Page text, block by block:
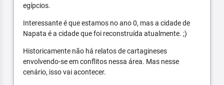
egípcios.
Interessante é que estamos no ano 0, mas a cidade de
Napata é a cidade que foi reconstruída atualmente. ;)
Historicamente não há relatos de cartagineses
envolvendo-se em conflitos nessa área. Mas nesse
cenário, isso vai acontecer.